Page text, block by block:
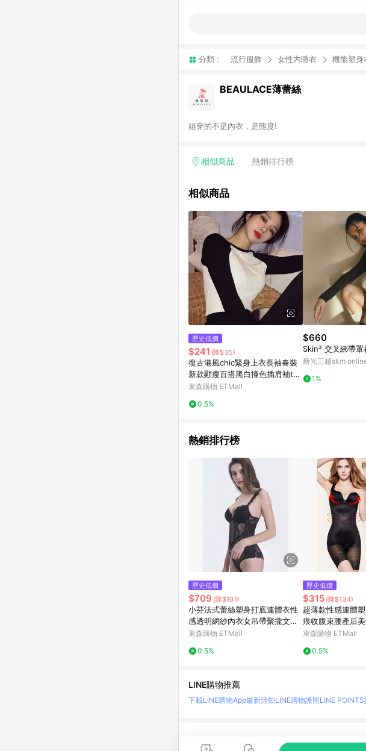
分類： 流行服飾 女性內睡衣 機能塑身
BEAULACE薄蕾絲
姐穿的不是內衣，是態度!
相似商品 熱銷排行榜
相似商品
歷史低價
$241 (降$35)
復古港風chic緊身上衣長袖春裝
新款顯瘦百搭黑白撞色插肩袖t恤
女
東森購物 ETMall
0.5%
$660
Skin³ 交叉綁帶罩
新光三越skm
1%
熱銷排行榜
歷史低價
$709 (降$101)
小芬法式蕾絲塑身打底連體衣性
感透明網紗內衣女吊帶聚攏文胸
式夏
東森購物 ETMall
0.5%
歷史低價
$315 (降$134)
超薄款性感連體
痕收腹束腰產后
塑形
東森購物 ETMall
0.5%
LINE購物推薦
下載LINE購物App最新活動LINE購物護照LINE
LINE 購物是匯集購物情報與商品資訊的整合性平台，